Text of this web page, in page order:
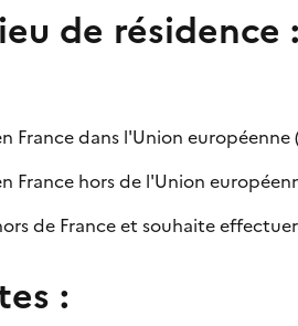
de résidence :
France dans l'Union
France hors de l'Union
de France et souhaite
: